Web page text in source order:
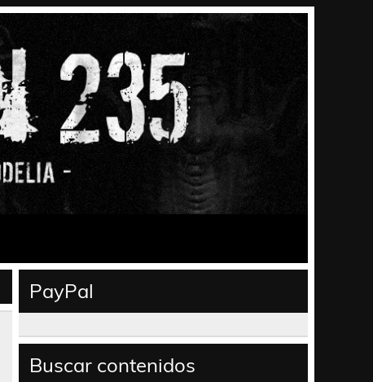
PayPal
Buscar contenidos